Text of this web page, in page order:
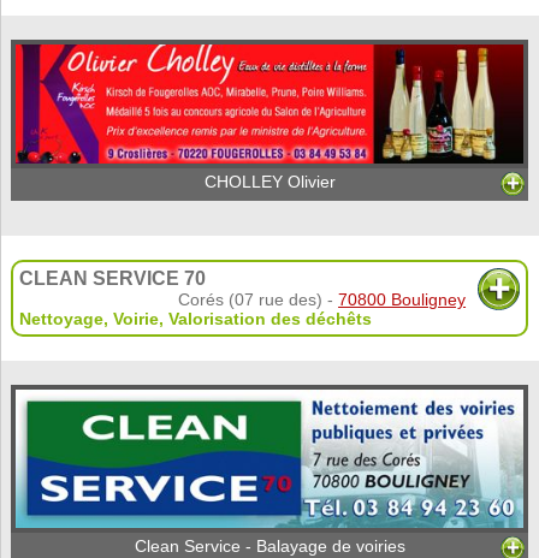
CHOLLEY Olivier
CLEAN SERVICE 70
Corés (07 rue des) -70800 Bouligney
Nettoyage, Voirie, Valorisation des déchêts
Clean Service - Balayage de voiries